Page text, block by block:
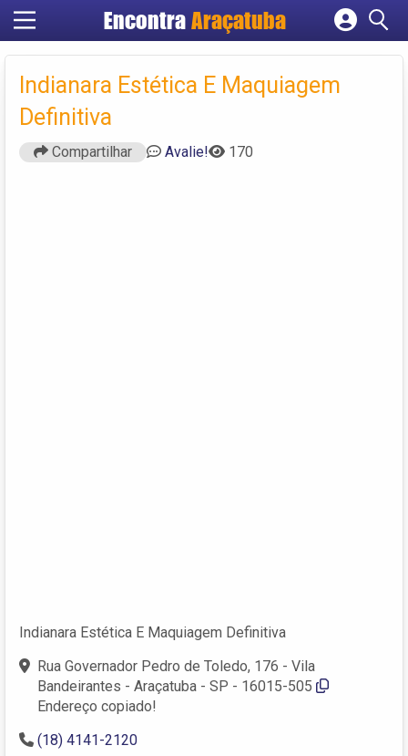
Encontra Araçatuba
Cadastrar empresa
Criar conta
Indianara Estética E Maquiagem
Definitiva
Compartilhar Avalie! 170
Indianara Estética E Maquiagem Definitiva
Rua Governador Pedro de Toledo, 176 - Vila
Bandeirantes - Araçatuba - SP - 16015-505
Endereço copiado!
(18) 4141-2120